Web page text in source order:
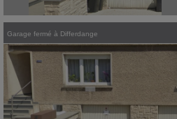
Garage fermé à Differdange